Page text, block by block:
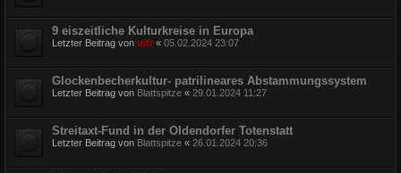
9 eiszeitliche Kulturkreise in Europa
Letzter Beitrag von ulfr « 05.02.2024 23:07
Glockenbecherkultur- patrilineares Abstammungssystem
Letzter Beitrag von Blattspitze « 29.01.2024 11:27
Streitaxt-Fund in der Oldendorfer Totenstatt
Letzter Beitrag von Blattspitze « 26.01.2024 20:36